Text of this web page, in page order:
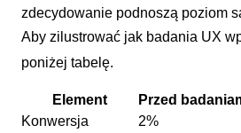
zdecydowanie podnoszą ⁢poziom
Aby zilustrować jak badania UX‌
poniżej​ tabelę.
Element Przed‍
Konwersja
2%